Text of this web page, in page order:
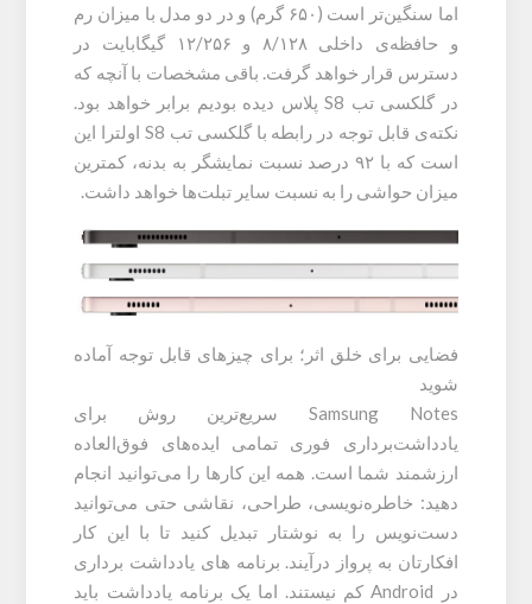
اما سنگین‌تر است (۶۵۰ گرم) و در دو مدل با میزان رم
و حافظه‌ی داخلی ۸/۱۲۸ و ۱۲/۲۵۶ گیگابایت در
دسترس قرار خواهد گرفت. باقی مشخصات با آنچه که
در گلکسی تب S8 پلاس دیده بودیم برابر خواهد بود.
نکته‌ی قابل توجه در رابطه با گلکسی تب S8 اولترا این
است که با ۹۲ درصد نسبت نمایشگر به بدنه، کمترین
میزان حواشی را به نسبت سایر تبلت‌ها خواهد داشت.
فضایی برای خلق اثر؛ برای چیزهای قابل توجه آماده
شوید
Samsung Notes سریع‌ترین روش برای
یادداشت‌برداری فوری تمامی ایده‌های فوق‌العاده
ارزشمند شما است. همه این کارها را می‌توانید انجام
دهید: خاطره‌نویسی، طراحی، نقاشی حتی می‌توانید
دست‌نویس را به نوشتار تبدیل کنید تا با این کار
افکارتان به پرواز درآیند. برنامه های یادداشت برداری
در Android کم نیستند. اما یک برنامه یادداشت باید